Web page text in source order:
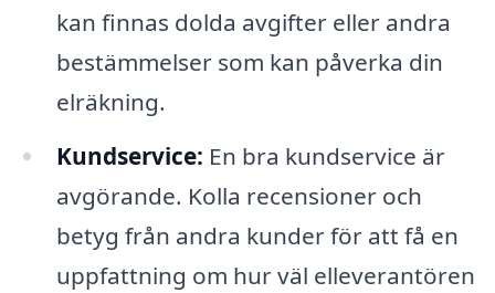
kan finnas dolda avgifter eller andra
bestämmelser som kan påverka din
elräkning.
Kundservice: En bra kundservice är
avgörande. Kolla recensioner och
betyg från andra kunder för att få en
uppfattning om hur väl elleverantören